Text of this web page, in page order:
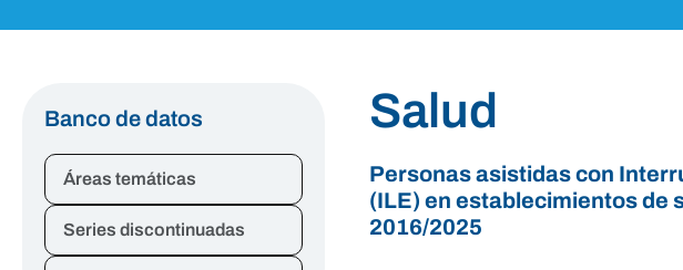
Banco de datos
Áreas temáticas
Series discontinuadas
Salud
Personas asistidas con
(ILE) en establecimientos de
2016/2025